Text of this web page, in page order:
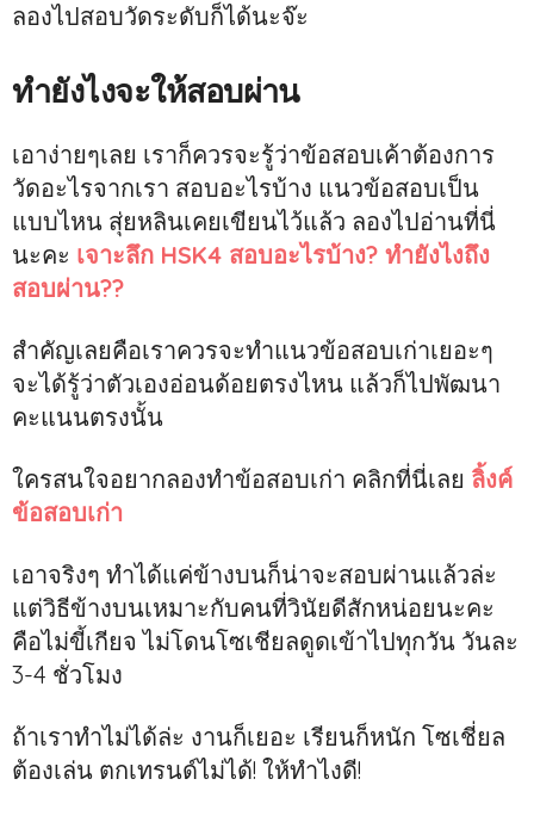
ลองไปสอบวัดระดับก็ได้นะจ๊ะ
ทำยังไงจะให้สอบผ่าน
เอาง่ายๆเลย เราก็ควรจะรู้ว่าข้อสอบเค้าต้องการ
วัดอะไรจากเรา สอบอะไรบ้าง แนวข้อสอบเป็น
แบบไหน สุ่ยหลินเคยเขียนไว้แล้ว ลองไปอ่านที่นี่
นะคะ เจาะลึก HSK4 สอบอะไรบ้าง? ทำยังไงถึง
สอบผ่าน??
สำคัญเลยคือเราควรจะทำแนวข้อสอบเก่าเยอะๆ
จะได้รู้ว่าตัวเองอ่อนด้อยตรงไหน แล้วก็ไปพัฒนา
คะแนนตรงนั้น
ใครสนใจอยากลองทำข้อสอบเก่า คลิกที่นี่เลย ลิ้งค์
ข้อสอบเก่า
เอาจริงๆ ทำได้แค่ข้างบนก็น่าจะสอบผ่านแล้วล่ะ
แต่วิธีข้างบนเหมาะกับคนที่วินัยดีสักหน่อยนะคะ
คือไม่ขี้เกียจ ไม่โดนโซเชียลดูดเข้าไปทุกวัน วันละ
3-4 ชั่วโมง
ถ้าเราทำไม่ได้ล่ะ งานก็เยอะ เรียนก็หนัก โซเชี่ยล
ต้องเล่น ตกเทรนด์ไม่ได้! ให้ทำไงดี!